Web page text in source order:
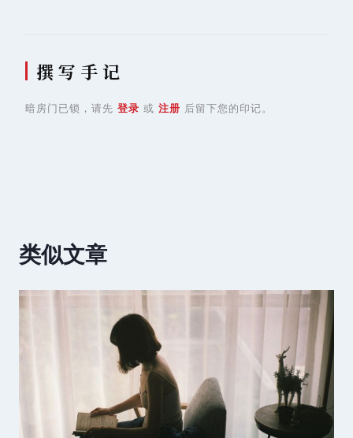
撰 写 手 记
暗房门已锁，请先 登录 或 注册 后留下您的印记。
类似文章